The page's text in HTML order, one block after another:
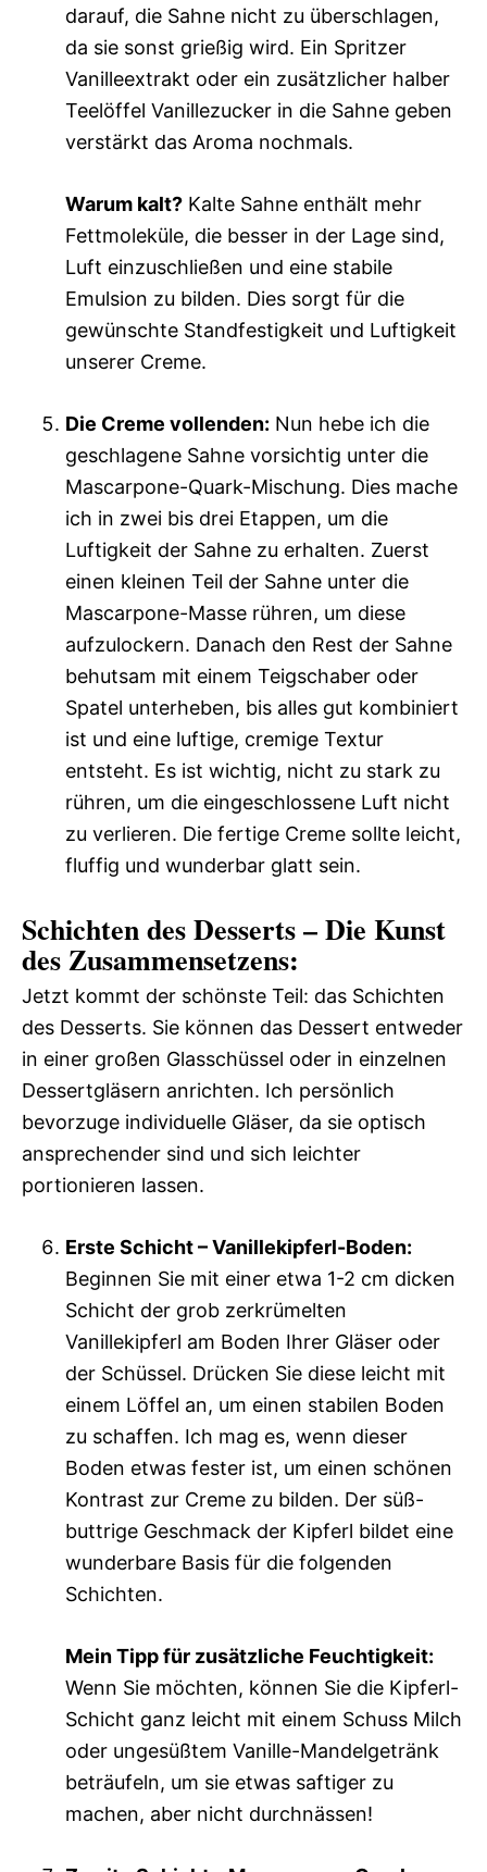
darauf, die Sahne nicht zu überschlagen,
da sie sonst grießig wird. Ein Spritzer
Vanilleextrakt oder ein zusätzlicher halber
Teelöffel Vanillezucker in die Sahne geben
verstärkt das Aroma nochmals.
Warum kalt? Kalte Sahne enthält mehr
Fettmoleküle, die besser in der Lage sind,
Luft einzuschließen und eine stabile
Emulsion zu bilden. Dies sorgt für die
gewünschte Standfestigkeit und Luftigkeit
unserer Creme.
Die Creme vollenden: Nun hebe ich die
geschlagene Sahne vorsichtig unter die
Mascarpone-Quark-Mischung. Dies mache
ich in zwei bis drei Etappen, um die
Luftigkeit der Sahne zu erhalten. Zuerst
einen kleinen Teil der Sahne unter die
Mascarpone-Masse rühren, um diese
aufzulockern. Danach den Rest der Sahne
behutsam mit einem Teigschaber oder
Spatel unterheben, bis alles gut kombiniert
ist und eine luftige, cremige Textur
entsteht. Es ist wichtig, nicht zu stark zu
rühren, um die eingeschlossene Luft nicht
zu verlieren. Die fertige Creme sollte leicht,
fluffig und wunderbar glatt sein.
Schichten des Desserts – Die Kunst
des Zusammensetzens:
Jetzt kommt der schönste Teil: das Schichten
des Desserts. Sie können das Dessert entweder
in einer großen Glasschüssel oder in einzelnen
Dessertgläsern anrichten. Ich persönlich
bevorzuge individuelle Gläser, da sie optisch
ansprechender sind und sich leichter
portionieren lassen.
Erste Schicht – Vanillekipferl-Boden:
Beginnen Sie mit einer etwa 1-2 cm dicken
Schicht der grob zerkrümelten
Vanillekipferl am Boden Ihrer Gläser oder
der Schüssel. Drücken Sie diese leicht mit
einem Löffel an, um einen stabilen Boden
zu schaffen. Ich mag es, wenn dieser
Boden etwas fester ist, um einen schönen
Kontrast zur Creme zu bilden. Der süß-
buttrige Geschmack der Kipferl bildet eine
wunderbare Basis für die folgenden
Schichten.
Mein Tipp für zusätzliche Feuchtigkeit:
Wenn Sie möchten, können Sie die Kipferl-
Schicht ganz leicht mit einem Schuss Milch
oder ungesüßtem Vanille-Mandelgetränk
beträufeln, um sie etwas saftiger zu
machen, aber nicht durchnässen!